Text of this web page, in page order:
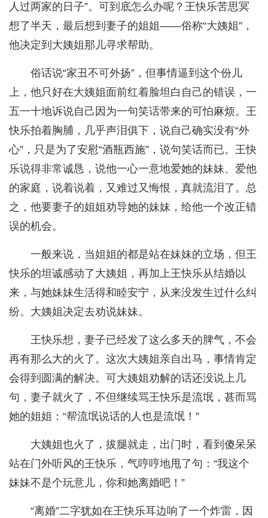
人过两家的日子”。可到底怎么办呢？王快乐苦思冥
想了半天，最后想到妻子的姐姐——俗称“大姨姐”，
他决定到大姨姐那儿寻求帮助。
俗话说“家丑不可外扬”，但事情逼到这个份儿
上，他只好在大姨姐面前红着脸坦白自己的错误，一
五一十地诉说自己因为一句笑话带来的可怕麻烦。王
快乐拍着胸脯，几乎声泪俱下，说自己确实没有“外
心”，只是为了安慰“酒瓶西施”，说句笑话而已。王快
乐说得非常诚恳，说他一心一意地爱她的妹妹、爱他
的家庭，说着说着，又难过又悔恨，真就流泪了。总
之，他要妻子的姐姐劝导她的妹妹，给他一个改正错
误的机会。
一般来说，当姐姐的都是站在妹妹的立场，但王
快乐的坦诚感动了大姨姐，再加上王快乐从结婚以
来，与她妹妹生活得和睦安宁，从来没发生过什么纠
纷。大姨姐决定去劝说妹妹。
王快乐想，妻子已经发了这么多天的脾气，不会
再有那么大的火了。这次大姨姐亲自出马，事情肯定
会得到圆满的解决。可大姨姐劝解的话还没说上几
句，妻子就火了，不但继续骂王快乐是流氓，甚而骂
她的姐姐：“帮流氓说话的人也是流氓！”
大姨姐也火了，拔腿就走，出门时，看到傻呆呆
站在门外听风的王快乐，气哼哼地甩了句：“我这个
妹妹不是个玩意儿，你和她离婚吧！”
“离婚”二字犹如在王快乐耳边响了一个炸雷，因